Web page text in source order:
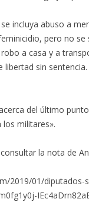
incluya abuso a
pero no
a casa y a
sin
del último
los militares».
la nota de
2019/01/diputados-